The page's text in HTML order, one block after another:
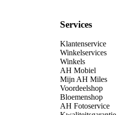
Services
Klantenservice
Winkelservices
Winkels
AH Mobiel
Mijn AH Miles
Voordeelshop
Bloemenshop
AH Fotoservice